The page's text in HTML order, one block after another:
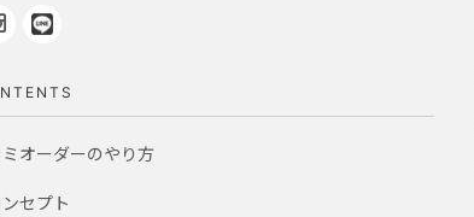
オーダーのやり方
セプト